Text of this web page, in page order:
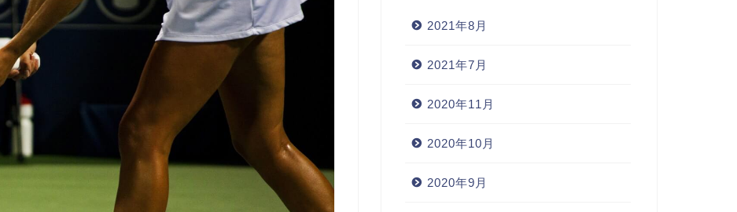
2021年8月
2021年7月
2020年11月
2020年10月
2020年9月